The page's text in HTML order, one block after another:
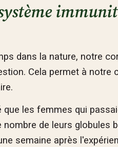
dans la nature, notre
Cela permet à
les femmes qui
de leurs globules
semaine après